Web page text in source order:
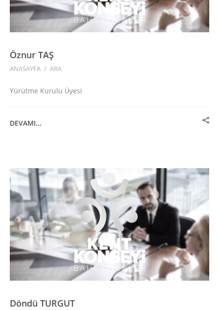
Öznur TAŞ
ANASAYFA / ARA
Yürütme Kurulu Üyesi
DEVAMI...
Döndü TURGUT